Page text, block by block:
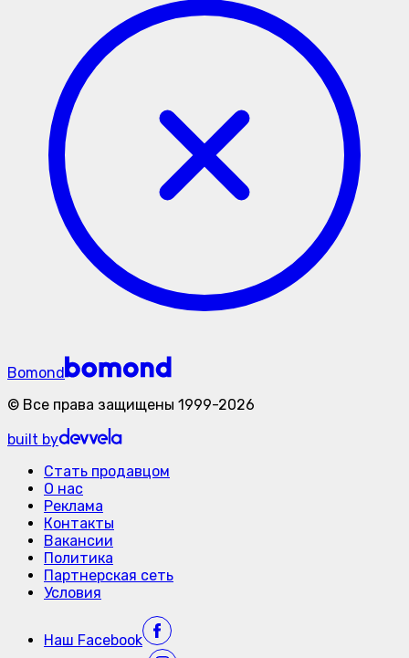
Bomond
© Все права защищены 1999-2026
built by
Стать продавцом
О нас
Реклама
Контакты
Вакансии
Политика
Партнерская сеть
Условия
Наш Facebook